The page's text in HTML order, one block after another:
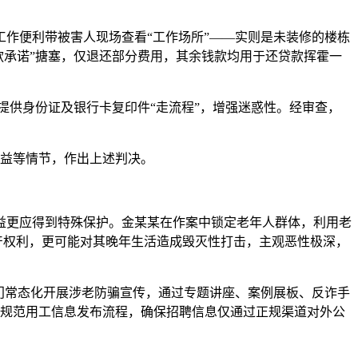
作便利带被害人现场查看“工作场所”——实则是未装修的楼栋
诺”搪塞，仅退还部分费用，其余钱款均用于还贷款挥霍一
身份证及银行卡复印件“走流程”，增强迷惑性。经审查，
等情节，作出上述判决。
应得到特殊保护。金某某在作案中锁定老年人群体，利用老
利，更可能对其晚年生活造成毁灭性打击，主观恶性极深，
态化开展涉老防骗宣传，通过专题讲座、案例展板、反诈手
范用工信息发布流程，确保招聘信息仅通过正规渠道对外公